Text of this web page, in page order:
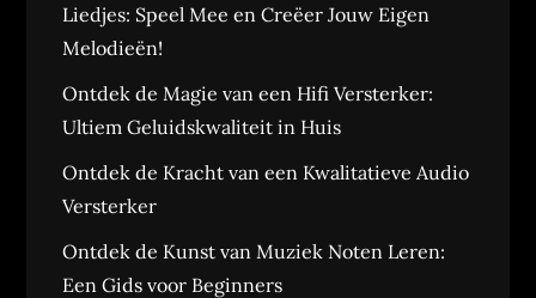
Liedjes: Speel Mee en Creëer Jouw Eigen
Melodieën!
Ontdek de Magie van een Hifi Versterker:
Ultiem Geluidskwaliteit in Huis
Ontdek de Kracht van een Kwalitatieve Audio
Versterker
Ontdek de Kunst van Muziek Noten Leren:
Een Gids voor Beginners